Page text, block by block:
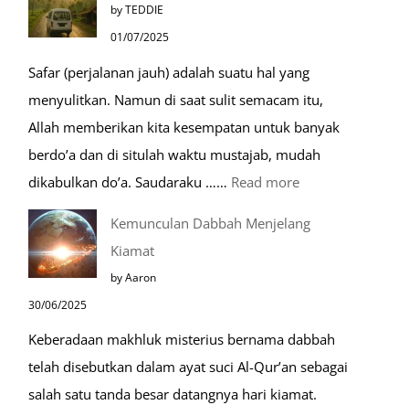
Mustajab
Berdoa
Saat
Umroh
by TEDDIE
01/07/2025
Safar (perjalanan jauh) adalah suatu hal yang
menyulitkan. Namun di saat sulit semacam itu,
Allah memberikan kita kesempatan untuk banyak
berdo’a dan di situlah waktu mustajab, mudah
dikabulkan do’a. Saudaraku …… Read more:
Saat
Mustajab
Kemunculan Dabbah Menjelang
Kiamat
by Aaron
30/06/2025
Keberadaan makhluk misterius bernama dabbah
telah disebutkan dalam ayat suci Al-Qur’an sebagai
salah satu tanda besar datangnya hari kiamat.